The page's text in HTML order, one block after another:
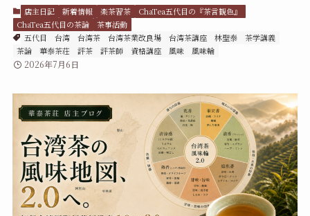
店主日記 新着情報 楽茶習茶
ChaTea五代目の『茶言観色』
ChaTea五代目の茶論
茶事活動
五代目
台湾 台湾茶 台湾茶業改良場 台湾茶講座 林聖泰
茶学講義
茶論
華泰茶荘 評茶 評茶師 資格講座 風味 風味輪
2026年7月6日